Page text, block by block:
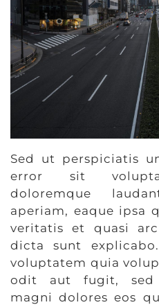
Sed ut perspiciatis
error sit
doloremque
aperiam, eaque ipsa
veritatis et quasi
dicta sunt
voluptatem quia
odit aut fugit, sed
magni dolores eos